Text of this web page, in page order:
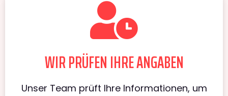
WIR PRÜFEN IHRE ANGABEN
Unser Team prüft Ihre Informationen, um